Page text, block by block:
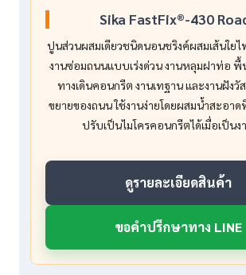
Sika FastFix®-430
ปูนส่วนผสมเดียวชนิดนอนชริงค์ผสมเส้นใย
งานซ่อมถนนแบบเร่งด่วน งานหลุมฝาท่อ พื้
ทางเดินคอนกรีต งานเทฐาน และงานฝัง
ขยายของถนน ใช้งานง่ายโดยผสมน้ำสะอา
ปรับเป็นไมโครคอนกรีตได้เมื่อเป็นง
ดูรายละเอียดสินค้า
ขอคำปรึกษาทาง LINE